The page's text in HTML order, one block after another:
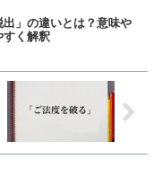
出」の違いとは？意味や
すく解釈